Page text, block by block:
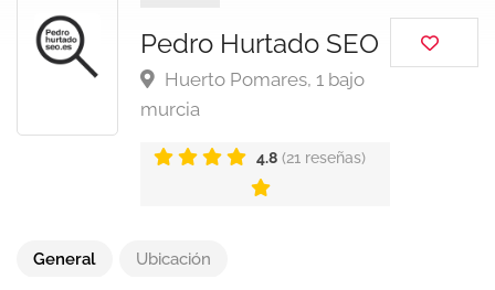
Categorías
Pedro Hurtado SEO
Huerto Pomares, 1 bajo
murcia
4.8 (21 reseñas)
General Ubicación